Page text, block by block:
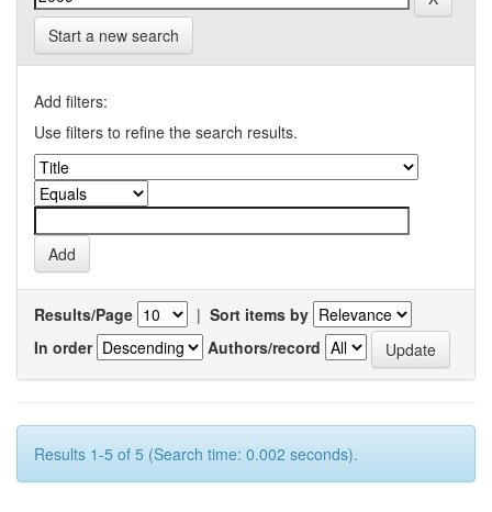
Start a new search
Add filters:
Use filters to refine the search results.
Results/Page | Sort items by
In order
Authors/record
Results 1-5 of 5 (Search time: 0.002 seconds).